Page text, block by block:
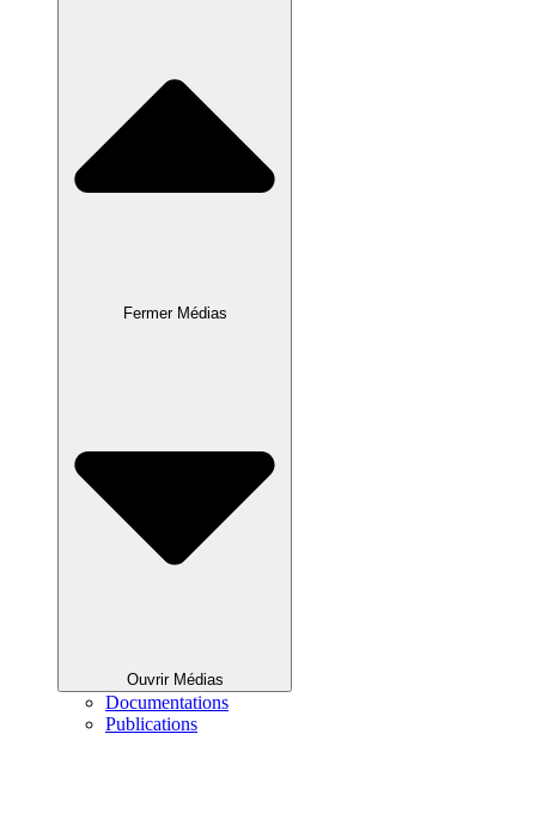
Fermer Médias
Ouvrir Médias
Documentations
Publications